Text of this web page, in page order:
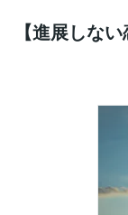
【進展しな